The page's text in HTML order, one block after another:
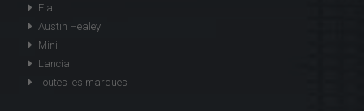
Fiat
Austin Healey
Mini
Lancia
Toutes les marques